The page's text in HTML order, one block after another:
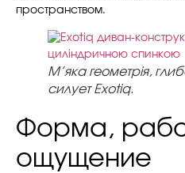
пространством.
М’яка геометрія,
силует Exotiq.
Форма,
ощущение